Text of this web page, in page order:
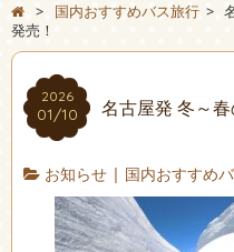
> 国内おすすめバス旅行 >
発売！
2026
01/10 名古屋発 冬～
お知らせ | 国内おすすめ